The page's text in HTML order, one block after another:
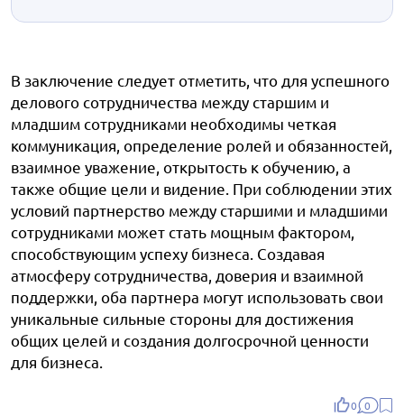
В заключение следует отметить, что для успешного
делового сотрудничества между старшим и
младшим сотрудниками необходимы четкая
коммуникация, определение ролей и обязанностей,
взаимное уважение, открытость к обучению, а
также общие цели и видение. При соблюдении этих
условий партнерство между старшими и младшими
сотрудниками может стать мощным фактором,
способствующим успеху бизнеса. Создавая
атмосферу сотрудничества, доверия и взаимной
поддержки, оба партнера могут использовать свои
уникальные сильные стороны для достижения
общих целей и создания долгосрочной ценности
для бизнеса.
0 0